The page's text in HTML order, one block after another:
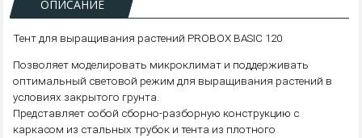
ОПИСАНИЕ
Тент для выращивания растений PROBOX BASIC 120
Позволяет моделировать микроклимат и поддерживать
оптимальный световой режим для выращивания растений в
условиях закрытого грунта.
Представляет собой сборно-разборную конструкцию с
каркасом из стальных трубок и тента из плотного